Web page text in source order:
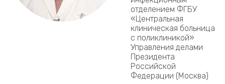
отделением ФГБУ
«Центральная
клиническая больница
с поликлиникой»
Управления делами
Президента
Российской
Федерации (Москва)